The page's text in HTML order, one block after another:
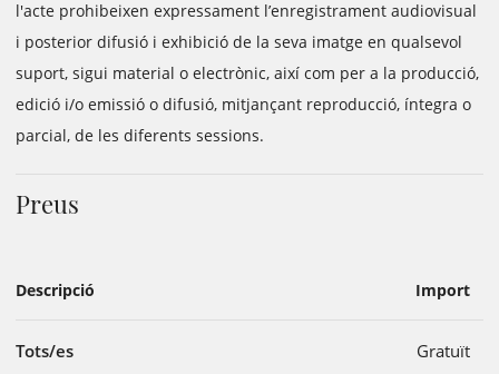
l'acte prohibeixen expressament l’enregistrament audiovisual
i posterior difusió i exhibició de la seva imatge en qualsevol
suport, sigui material o electrònic, així com per a la producció,
edició i/o emissió o difusió, mitjançant reproducció, íntegra o
parcial, de les diferents sessions.
Preus
Descripció Import
Tots/es Gratuït